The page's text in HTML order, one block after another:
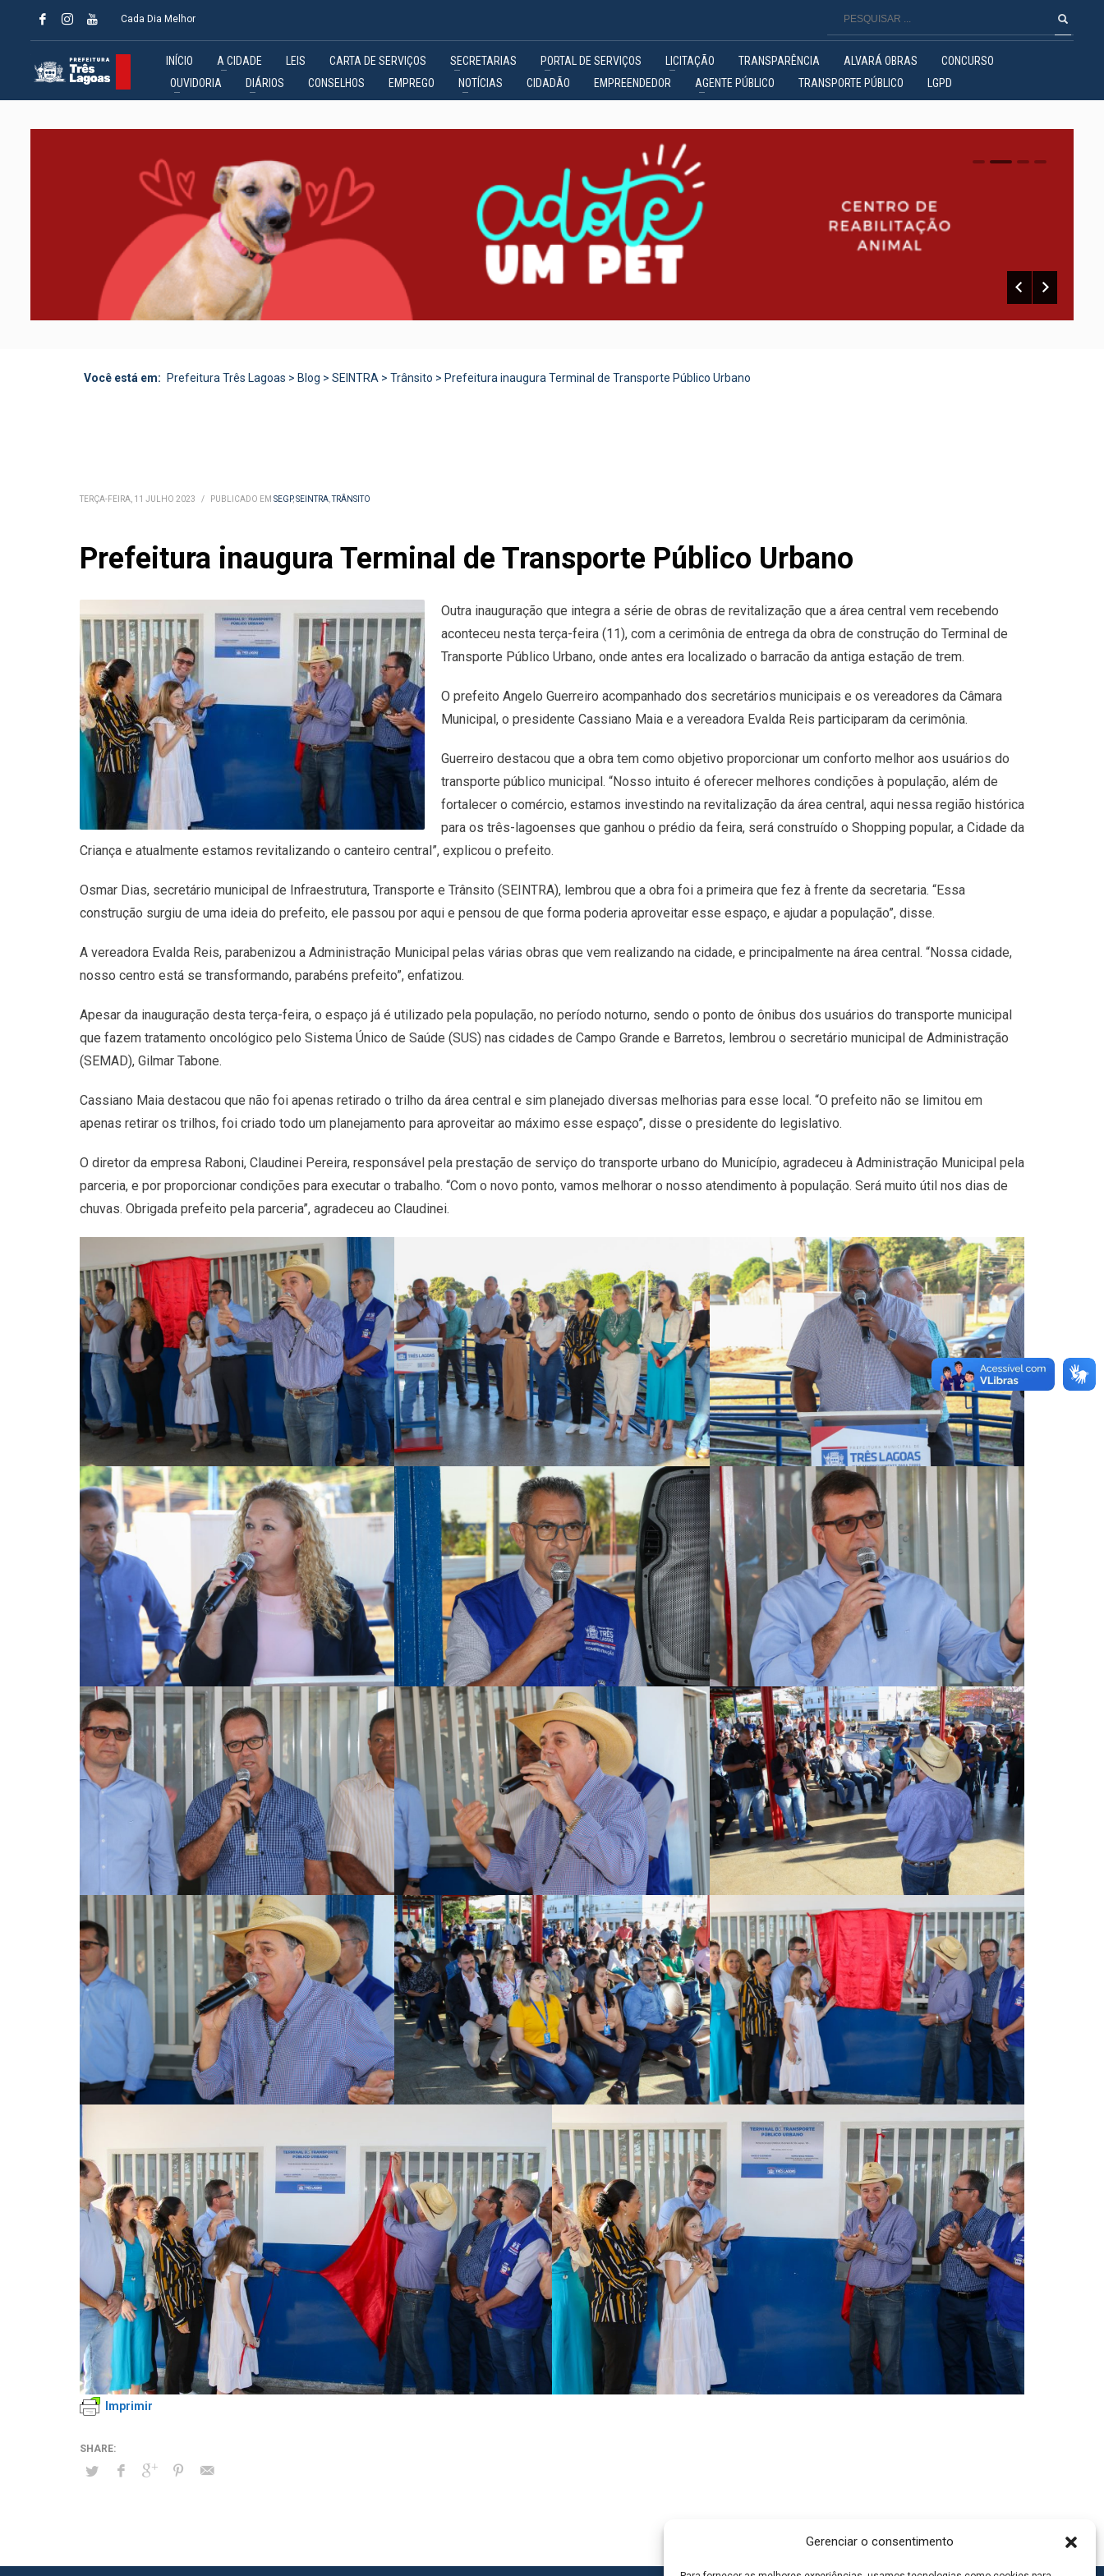
Gerenciar o consentimento
Cada Dia Melhor
INÍCIO A CIDADE LEIS CARTA DE SERVIÇOS SECRETARIAS PORTAL DE SERVIÇOS LICITAÇÃO TRANSPARÊNCIA ALVARÁ OBRAS
CONCURSO
OUVIDORIA
DIÁRIOS CONSELHOS EMPREGO NOTÍCIAS CIDADÃO EMPREENDEDOR AGENTE PÚBLICO TRANSPORTE PÚBLICO LGPD
0 1 2
Você está em: Prefeitura Três Lagoas > Blog > SEINTRA > Trânsito > Prefeitura inaugura Terminal de Transporte Público Urbano
TERÇA-FEIRA, 11 JULHO 2023 / PUBLICADO EM SEGP,SEINTRA, TRÂNSITO
Prefeitura inaugura Terminal de Transporte Público Urbano
Outra inauguração que integra a série de obras de revitalização que a área central vem recebendo
aconteceu nesta terça-feira (11), com a cerimônia de entrega da obra de construção do Terminal de
Transporte Público Urbano, onde antes era localizado o barracão da antiga estação de trem.
O prefeito Angelo Guerreiro acompanhado dos secretários municipais e os vereadores da Câmara
Municipal, o presidente Cassiano Maia e a vereadora Evalda Reis participaram da cerimônia.
Guerreiro destacou que a obra tem como objetivo proporcionar um conforto melhor aos usuários do
transporte público municipal. “Nosso intuito é oferecer melhores condições à população, além de
fortalecer o comércio, estamos investindo na revitalização da área central, aqui nessa região histórica
para os três-lagoenses que ganhou o prédio da feira, será construído o Shopping popular, a Cidade da
Criança e atualmente estamos revitalizando o canteiro central”, explicou o prefeito.
Osmar Dias, secretário municipal de Infraestrutura, Transporte e Trânsito (SEINTRA), lembrou que a obra foi a primeira que fez à frente da secretaria. “Essa
construção surgiu de uma ideia do prefeito, ele passou por aqui e pensou de que forma poderia aproveitar esse espaço, e ajudar a população”, disse.
A vereadora Evalda Reis, parabenizou a Administração Municipal pelas várias obras que vem realizando na cidade, e principalmente na área central. “Nossa cidade,
nosso centro está se transformando, parabéns prefeito”, enfatizou.
Apesar da inauguração desta terça-feira, o espaço já é utilizado pela população, no período noturno, sendo o ponto de ônibus dos usuários do transporte municipal
que fazem tratamento oncológico pelo Sistema Único de Saúde (SUS) nas cidades de Campo Grande e Barretos, lembrou o secretário municipal de Administração
(SEMAD), Gilmar Tabone.
Cassiano Maia destacou que não foi apenas retirado o trilho da área central e sim planejado diversas melhorias para esse local. “O prefeito não se limitou em
apenas retirar os trilhos, foi criado todo um planejamento para aproveitar ao máximo esse espaço”, disse o presidente do legislativo.
O diretor da empresa Raboni, Claudinei Pereira, responsável pela prestação de serviço do transporte urbano do Município, agradeceu à Administração Municipal pela
parceria, e por proporcionar condições para executar o trabalho. “Com o novo ponto, vamos melhorar o nosso atendimento à população. Será muito útil nos dias de
chuvas. Obrigada prefeito pela parceria”, agradeceu ao Claudinei.
Imprimir